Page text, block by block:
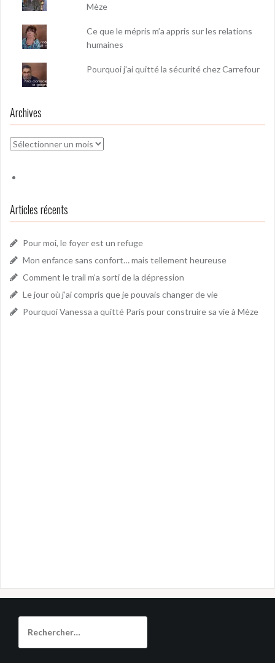
Mèze
Ce que le mépris m’a appris sur les relations
humaines
Pourquoi j'ai quitté la sécurité chez Carrefour
Archives
Archives
Articles récents
Pour moi, le foyer est un refuge
Mon enfance sans confort… mais tellement heureuse
Comment le trail m’a sorti de la dépression
Le jour où j’ai compris que je pouvais changer de vie
Pourquoi Vanessa a quitté Paris pour construire sa vie à Mèze